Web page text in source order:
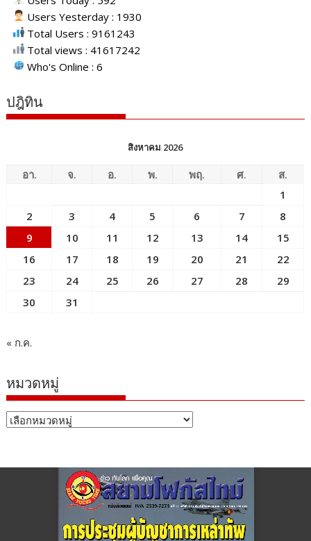
Users Yesterday : 1930
Total Users : 9161243
Total views : 41617242
Who's Online : 6
ปฎิทิน
สิงหาคม 2026
อา. จ. อ. พ. พฤ. ศ.
ส.
1
2
3 4 5 6 7
8
9
10 11 12 13 14
15
16
17 18 19 20 21
22
23
24 25 26 27 28
29
30
31
« ก.ค.
หมวดหมู่
หมวด